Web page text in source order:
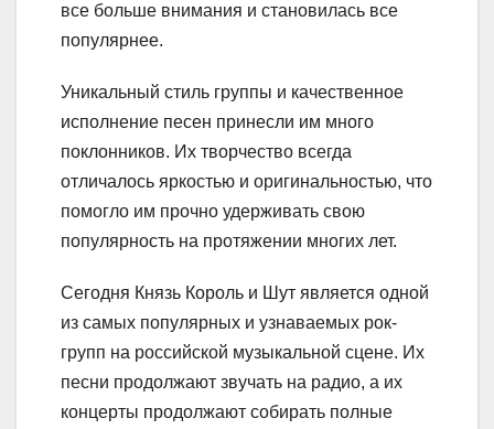
все больше внимания и становилась все
популярнее.
Уникальный стиль группы и качественное
исполнение песен принесли им много
поклонников. Их творчество всегда
отличалось яркостью и оригинальностью, что
помогло им прочно удерживать свою
популярность на протяжении многих лет.
Сегодня Князь Король и Шут является одной
из самых популярных и узнаваемых рок-
групп на российской музыкальной сцене. Их
песни продолжают звучать на радио, а их
концерты продолжают собирать полные